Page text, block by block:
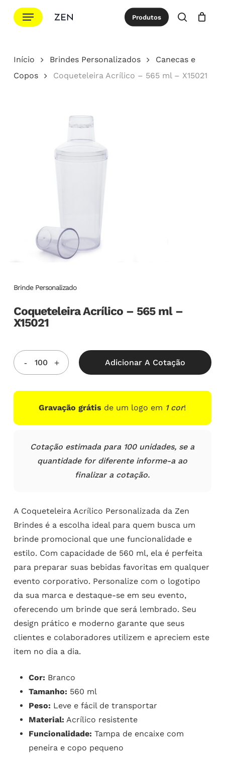
para
principal
Menu Produtos
procurar
Cotação Close
Início Brindes Personalizados
Canecas e
Copos
Coqueteleira Acrílico – 565 ml – X15021
Brinde Personalizado
Coqueteleira Acrílico – 565 ml –
X15021
Adicionar A Cotação
Gravação grátis de um logo em 1 cor!
Cotação estimada para 100 unidades, se a
quantidade for diferente informe-a ao
finalizar a cotação.
A Coqueteleira Acrílico Personalizada da Zen
Brindes é a escolha ideal para quem busca um
brinde promocional que une funcionalidade e
estilo. Com capacidade de 560 ml, ela é perfeita
para preparar suas bebidas favoritas em qualquer
evento corporativo. Personalize com o logotipo
da sua marca e destaque-se em seu evento,
oferecendo um brinde que será lembrado. Seu
design prático e moderno garante que seus
clientes e colaboradores utilizem e apreciem este
item no dia a dia.
Cor: Branco
Tamanho: 560 ml
Peso: Leve e fácil de transportar
Material: Acrílico resistente
Funcionalidade: Tampa de encaixe com
peneira e copo pequeno